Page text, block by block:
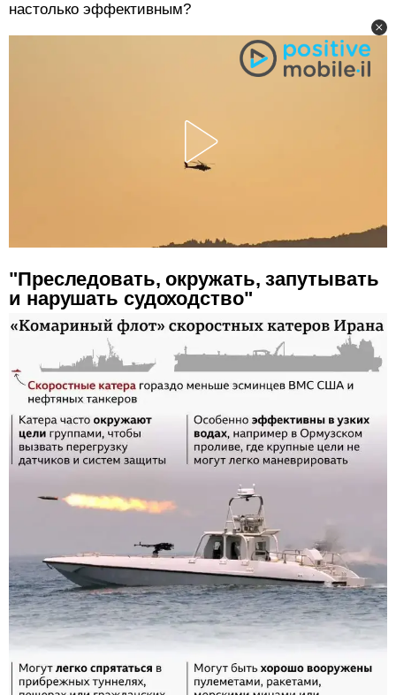
настолько эффективным?
"Преследовать, окружать, запутывать
и нарушать судоходство"